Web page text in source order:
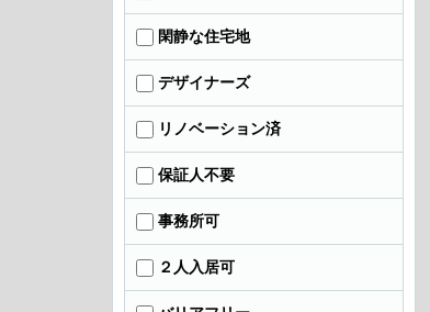
閑静な住宅地
デザイナーズ
リノベーション済
保証人不要
事務所可
２人入居可